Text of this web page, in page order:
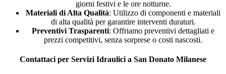
giorni festivi e le ore notturne.
Materiali di Alta Qualità: Utilizzo di componenti e materiali
di alta qualità per garantire interventi duraturi.
Preventivi Trasparenti: Offriamo preventivi dettagliati e
prezzi competitivi, senza sorprese o costi nascosti.
Contattaci per Servizi Idraulici a San Donato Milanese